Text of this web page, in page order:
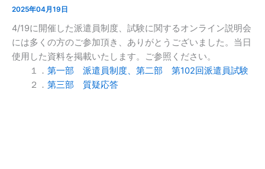
2025年04月19日
4/19に開催した派遣員制度、試験に関するオンライン説明会
には多くの方のご参加頂き、ありがとうございました。当日
使用した資料を掲載いたします。ご参照ください。
１． 第一部 派遣員制度、第二部 第102回派遣員試験
２． 第三部 質疑応答